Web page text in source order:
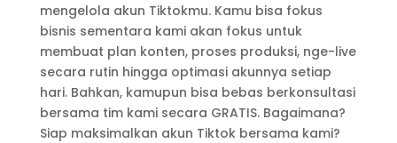
mengelola akun Tiktokmu. Kamu bisa fokus
bisnis sementara kami akan fokus untuk
membuat plan konten, proses produksi, nge-live
secara rutin hingga optimasi akunnya setiap
hari. Bahkan, kamupun bisa bebas berkonsultasi
bersama tim kami secara GRATIS. Bagaimana?
Siap maksimalkan akun Tiktok bersama kami?